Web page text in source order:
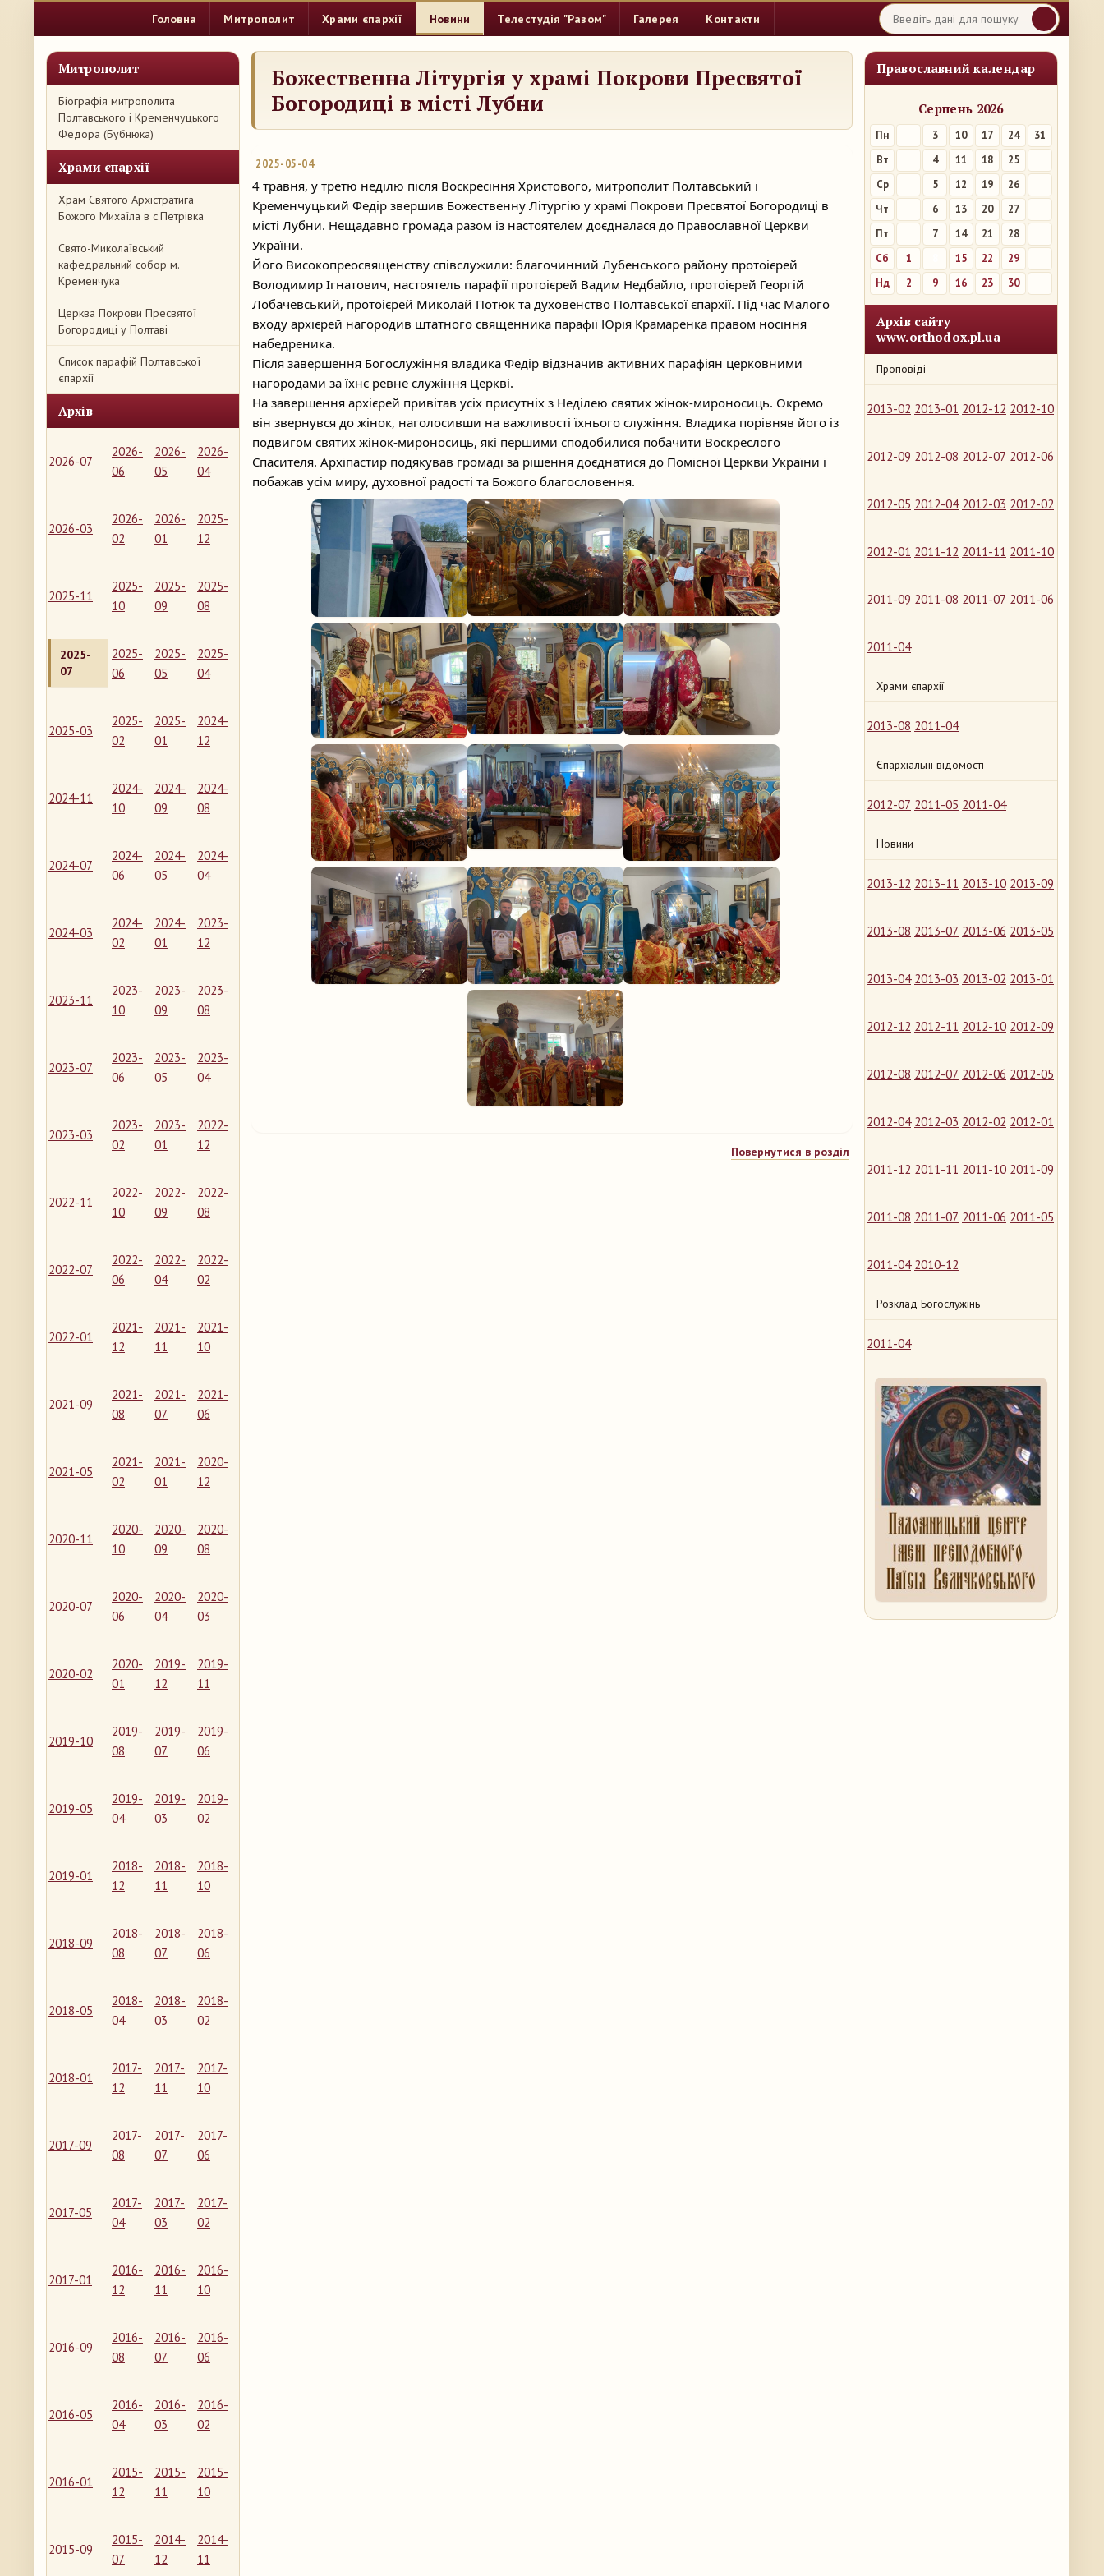
Головна Митрополит Храми єпархії Новини Телестудія "Разом" Галерея Контакти
Митрополит
Біографія митрополита
Полтавського і Кременчуцького
Федора (Бубнюка)
Храми єпархії
Храм Святого Архістратига
Божого Михаїла в с.Петрівка
Свято-Миколаївський
кафедральний собор м.
Кременчука
Церква Покрови Пресвятої
Богородиці у Полтаві
Список парафій Полтавської
єпархії
Архів
2026-07
2026-
06
2026-
05
2026-
04
2026-03
2026-
02
2026-
01
2025-
12
2025-11
2025-
10
2025-
09
2025-
08
2025-
07
2025-
06
2025-
05
2025-
04
2025-03
2025-
02
2025-
01
2024-
12
2024-11
2024-
10
2024-
09
2024-
08
2024-07
2024-
06
2024-
05
2024-
04
2024-03
2024-
02
2024-
01
2023-
12
2023-11
2023-
10
2023-
09
2023-
08
2023-07
2023-
06
2023-
05
2023-
04
2023-03
2023-
02
2023-
01
2022-
12
2022-11
2022-
10
2022-
09
2022-
08
2022-07
2022-
06
2022-
04
2022-
02
2022-01
2021-
12
2021-
11
2021-
10
2021-09
2021-
08
2021-
07
2021-
06
2021-05
2021-
02
2021-
01
2020-
12
2020-11
2020-
10
2020-
09
2020-
08
2020-07
2020-
06
2020-
04
2020-
03
2020-02
2020-
01
2019-
12
2019-
11
2019-10
2019-
08
2019-
07
2019-
06
2019-05
2019-
04
2019-
03
2019-
02
2019-01
2018-
12
2018-
11
2018-
10
2018-09
2018-
08
2018-
07
2018-
06
2018-05
2018-
04
2018-
03
2018-
02
2018-01
2017-
12
2017-
11
2017-
10
2017-09
2017-
08
2017-
07
2017-
06
2017-05
2017-
04
2017-
03
2017-
02
2017-01
2016-
12
2016-
11
2016-
10
2016-09
2016-
08
2016-
07
2016-
06
2016-05
2016-
04
2016-
03
2016-
02
2016-01
2015-
12
2015-
11
2015-
10
2015-09
2015-
07
2014-
12
2014-
11
Православний календар
Серпень 2026
Пн 3 10 17 24
31
Вт
4 11 18
25
Ср
5 12 19
26
Чт
6 13 20
27
Пт
7 14 21
28
Сб
1 15 22
29
Нд
2 9 16 23 30
Архів сайту
www.orthodox.pl.ua
Проповіді
2013-02 2013-01 2012-12 2012-10
2012-09 2012-08 2012-07 2012-06
2012-05 2012-04 2012-03 2012-02
2012-01 2011-12 2011-11 2011-10
2011-09 2011-08 2011-07 2011-06
2011-04
Храми єпархії
2013-08 2011-04
Єпархіальні відомості
2012-07 2011-05 2011-04
Новини
2013-12 2013-11 2013-10 2013-09
2013-08 2013-07 2013-06 2013-05
2013-04 2013-03 2013-02 2013-01
2012-12 2012-11 2012-10 2012-09
2012-08 2012-07 2012-06 2012-05
2012-04 2012-03 2012-02 2012-01
2011-12 2011-11 2011-10 2011-09
2011-08 2011-07 2011-06 2011-05
2011-04 2010-12
Розклад Богослужінь
2011-04
Божественна Літургія у храмі Покрови Пресвятої
Богородиці в місті Лубни
2025-05-04
4 травня, у третю неділю після Воскресіння Христового, митрополит Полтавський і
Кременчуцький Федір звершив Божественну Літургію у храмі Покрови Пресвятої Богородиці в
місті Лубни. Нещадавно громада разом із настоятелем доєдналася до Православної Церкви
України.
Його Високопреосвященству співслужили: благочинний Лубенського району протоієрей
Володимир Ігнатович, настоятель парафії протоієрей Вадим Недбайло, протоієрей Георгій
Лобачевський, протоієрей Миколай Потюк та духовенство Полтавської єпархії. Під час Малого
входу архієрей нагородив штатного священника парафії Юрія Крамаренка правом носіння
набедреника.
Після завершення Богослужіння владика Федір відзначив активних парафіян церковними
нагородами за їхнє ревне служіння Церкві.
На завершення архієрей привітав усіх присутніх з Неділею святих жінок-мироносиць. Окремо
він звернувся до жінок, наголосивши на важливості їхнього служіння. Владика порівняв його із
подвигом святих жінок-мироносиць, які першими сподобилися побачити Воскреслого
Спасителя. Архіпастир подякував громаді за рішення доєднатися до Помісної Церкви України і
побажав усім миру, духовної радості та Божого благословення.
Повернутися в розділ